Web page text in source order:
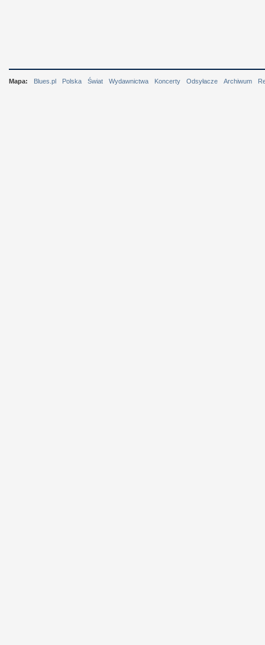
Mapa: Blues.pl Polska Świat Wydawnictwa Koncerty Odsyłacze Archiwum